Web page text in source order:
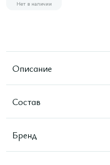
Нет в наличии
Описание
Состав
Бренд